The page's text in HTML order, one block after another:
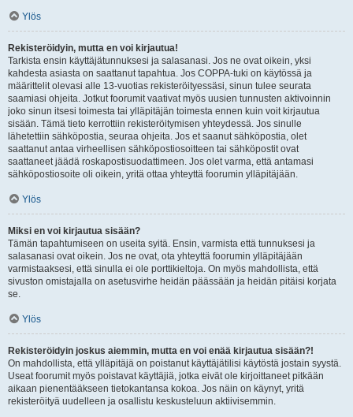
Ylös
Rekisteröidyin, mutta en voi kirjautua!
Tarkista ensin käyttäjätunnuksesi ja salasanasi. Jos ne ovat oikein, yksi
kahdesta asiasta on saattanut tapahtua. Jos COPPA-tuki on käytössä ja
määrittelit olevasi alle 13-vuotias rekisteröityessäsi, sinun tulee seurata
saamiasi ohjeita. Jotkut foorumit vaativat myös uusien tunnusten aktivoinnin
joko sinun itsesi toimesta tai ylläpitäjän toimesta ennen kuin voit kirjautua
sisään. Tämä tieto kerrottiin rekisteröitymisen yhteydessä. Jos sinulle
lähetettiin sähköpostia, seuraa ohjeita. Jos et saanut sähköpostia, olet
saattanut antaa virheellisen sähköpostiosoitteen tai sähköpostit ovat
saattaneet jäädä roskapostisuodattimeen. Jos olet varma, että antamasi
sähköpostiosoite oli oikein, yritä ottaa yhteyttä foorumin ylläpitäjään.
Ylös
Miksi en voi kirjautua sisään?
Tämän tapahtumiseen on useita syitä. Ensin, varmista että tunnuksesi ja
salasanasi ovat oikein. Jos ne ovat, ota yhteyttä foorumin ylläpitäjään
varmistaaksesi, että sinulla ei ole porttikieltoja. On myös mahdollista, että
sivuston omistajalla on asetusvirhe heidän päässään ja heidän pitäisi korjata
se.
Ylös
Rekisteröidyin joskus aiemmin, mutta en voi enää kirjautua sisään?!
On mahdollista, että ylläpitäjä on poistanut käyttäjätilisi käytöstä jostain syystä.
Useat foorumit myös poistavat käyttäjiä, jotka eivät ole kirjoittaneet pitkään
aikaan pienentääkseen tietokantansa kokoa. Jos näin on käynyt, yritä
rekisteröityä uudelleen ja osallistu keskusteluun aktiivisemmin.